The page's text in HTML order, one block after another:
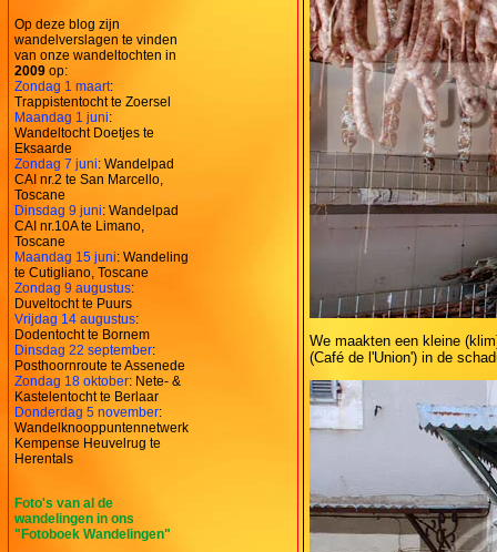
Op deze blog zijn
wandelverslagen te vinden
van onze wandeltochten in
2009 op:
Zondag 1 maart:
Trappistentocht te Zoersel
Maandag 1 juni:
Wandeltocht Doetjes te
Eksaarde
Zondag 7 juni: Wandelpad
CAI nr.2 te San Marcello,
Toscane
Dinsdag 9 juni: Wandelpad
CAI nr.10A te Limano,
Toscane
Maandag 15 juni: Wandeling
te Cutigliano, Toscane
Zondag 9 augustus:
Duveltocht te Puurs
Vrijdag 14 augustus:
Dodentocht te Bornem
Dinsdag 22 september:
Posthoornroute te Assenede
Zondag 18 oktober: Nete- &
Kastelentocht te Berlaar
Donderdag 5 november:
Wandelknooppuntennetwerk
Kempense Heuvelrug te
Herentals
Foto's van al de
wandelingen in ons
"Fotoboek Wandelingen"
We maakten een kleine
(Café de l'Union') in de